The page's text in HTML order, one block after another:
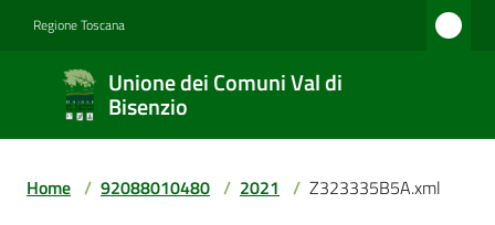
Regione Toscana
Unione dei Comuni Val di
Bisenzio
Unione
dei
Comuni
Val di
Bisenzio
Home / 92088010480 / 2021 / Z323335B5A.xml